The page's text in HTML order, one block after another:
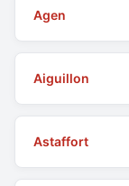
Agen
Aiguillon
Astaffort